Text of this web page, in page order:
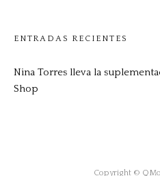
ENTRADAS RECIENTES
Nina Torres lleva la
Shop
Copyright ©